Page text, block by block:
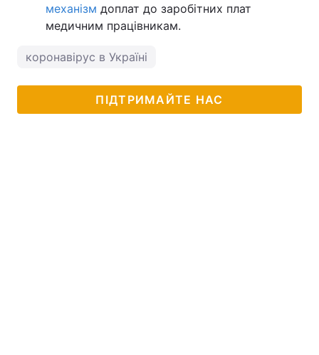
механізм доплат до заробітних плат
медичним працівникам.
коронавірус в Україні
ПІДТРИМАЙТЕ НАС